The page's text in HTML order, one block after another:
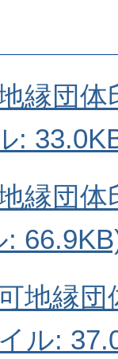
縁団
:
縁団
地縁
ル: